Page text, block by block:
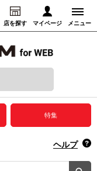
店を探す マイページ メニュー
録音からさがす
特集
ヘルプ